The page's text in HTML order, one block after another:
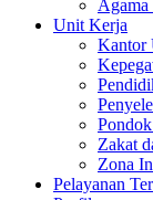
Agama
Unit Kerja
Kantor
Zakat
Zona
Pelayanan